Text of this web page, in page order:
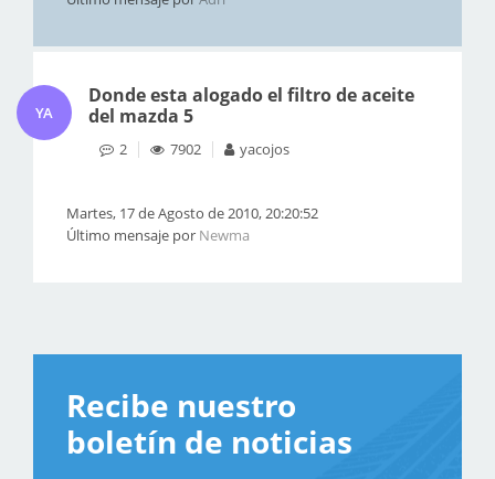
YA
Donde esta alogado el filtro de aceite
del mazda 5
2 7902 yacojos
Martes, 17 de Agosto de 2010, 20:20:52
Último mensaje por Newma
Recibe nuestro
boletín de noticias